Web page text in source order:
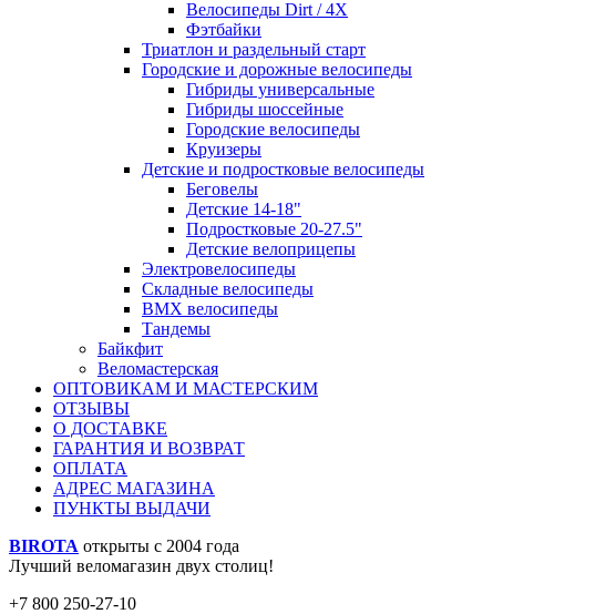
Велосипеды Dirt / 4X
Фэтбайки
Триатлон и раздельный старт
Городские и дорожные велосипеды
Гибриды универсальные
Гибриды шоссейные
Городские велосипеды
Круизеры
Детские и подростковые велосипеды
Беговелы
Детские 14-18"
Подростковые 20-27.5"
Детские велоприцепы
Электровелосипеды
Складные велосипеды
BMX велосипеды
Тандемы
Байкфит
Веломастерская
ОПТОВИКАМ И МАСТЕРСКИМ
ОТЗЫВЫ
О ДОСТАВКЕ
ГАРАНТИЯ И ВОЗВРАТ
ОПЛАТА
АДРЕС МАГАЗИНА
ПУНКТЫ ВЫДАЧИ
BIROTA открыты с 2004 года
Лучший веломагазин двух столиц!
+7 800 250-27-10